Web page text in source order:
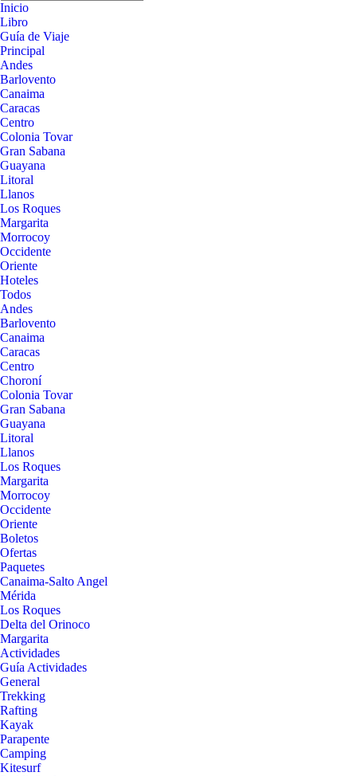
Inicio
Libro
Guía de Viaje
Principal
Andes
Barlovento
Canaima
Caracas
Centro
Colonia Tovar
Gran Sabana
Guayana
Litoral
Llanos
Los Roques
Margarita
Morrocoy
Occidente
Oriente
Hoteles
Todos
Andes
Barlovento
Canaima
Caracas
Centro
Choroní
Colonia Tovar
Gran Sabana
Guayana
Litoral
Llanos
Los Roques
Margarita
Morrocoy
Occidente
Oriente
Boletos
Ofertas
Paquetes
Canaima-Salto Angel
Mérida
Los Roques
Delta del Orinoco
Margarita
Actividades
Guía Actividades
General
Trekking
Rafting
Kayak
Parapente
Camping
Kitesurf